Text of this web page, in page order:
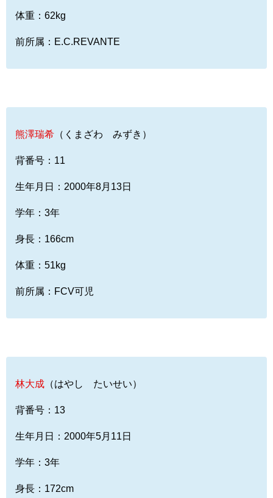
体重：62kg
前所属：E.C.REVANTE
熊澤瑞希 （くまざわ みずき）
背番号：11
生年月日：2000年8月13日
学年：3年
身長：166cm
体重：51kg
前所属：FCV可児
林大成 （はやし たいせい）
背番号：13
生年月日：2000年5月11日
学年：3年
身長：172cm